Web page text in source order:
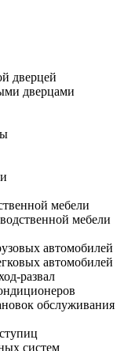
дверцей
дверцами
мебели
мебели
автомобилей
автомобилей
развал
обслуживания
систем